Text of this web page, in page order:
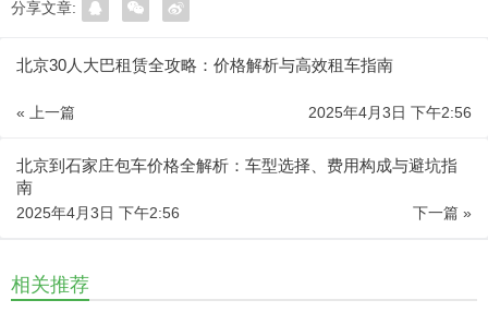
分享文章:
北京30人大巴租赁全攻略：价格解析与高效租车指南
« 上一篇 2025年4月3日 下午2:56
北京到石家庄包车价格全解析：车型选择、费用构成与避坑指
南
下一篇 »
2025年4月3日 下午2:56
相关推荐